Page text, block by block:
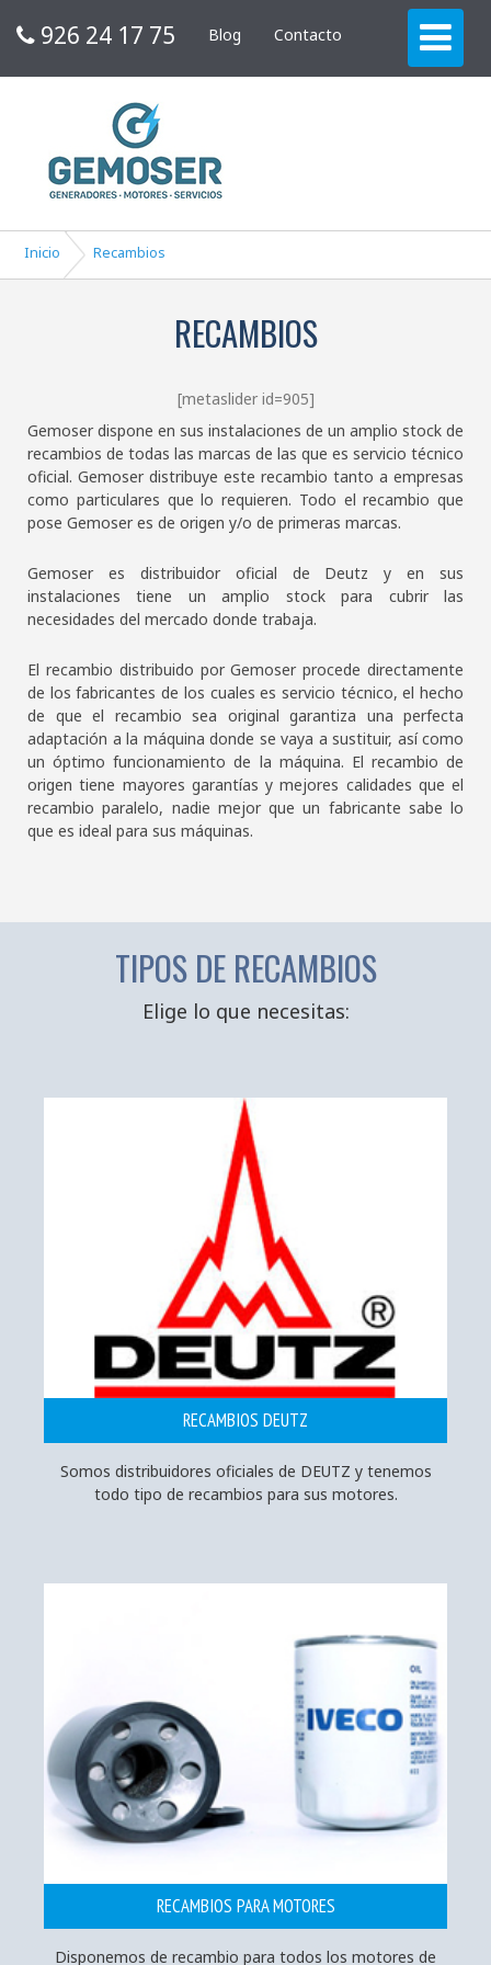
926 24 17 75 Blog Contacto
Inicio Recambios
RECAMBIOS
[metaslider id=905]
Gemoser dispone en sus instalaciones de un amplio stock de
recambios de todas las marcas de las que es servicio técnico
oficial. Gemoser distribuye este recambio tanto a empresas
como particulares que lo requieren. Todo el recambio que
pose Gemoser es de origen y/o de primeras marcas.
Gemoser es distribuidor oficial de Deutz y en sus
instalaciones tiene un amplio stock para cubrir las
necesidades del mercado donde trabaja.
El recambio distribuido por Gemoser procede directamente
de los fabricantes de los cuales es servicio técnico, el hecho
de que el recambio sea original garantiza una perfecta
adaptación a la máquina donde se vaya a sustituir, así como
un óptimo funcionamiento de la máquina. El recambio de
origen tiene mayores garantías y mejores calidades que el
recambio paralelo, nadie mejor que un fabricante sabe lo
que es ideal para sus máquinas.
TIPOS DE RECAMBIOS
Elige lo que necesitas:
RECAMBIOS DEUTZ
Somos distribuidores oficiales de DEUTZ y tenemos
todo tipo de recambios para sus motores.
RECAMBIOS PARA MOTORES
Disponemos de recambio para todos los motores de